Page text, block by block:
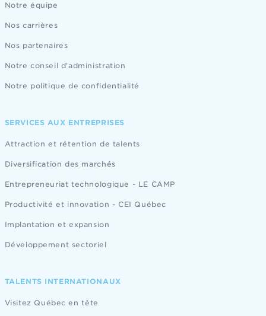
Notre équipe
Nos carrières
Nos partenaires
Notre conseil d'administration
Notre politique de confidentialité
SERVICES AUX ENTREPRISES
Attraction et rétention de talents
Diversification des marchés
Entrepreneuriat technologique - LE CAMP
Productivité et innovation - CEI Québec
Implantation et expansion
Développement sectoriel
TALENTS INTERNATIONAUX
Visitez Québec en tête